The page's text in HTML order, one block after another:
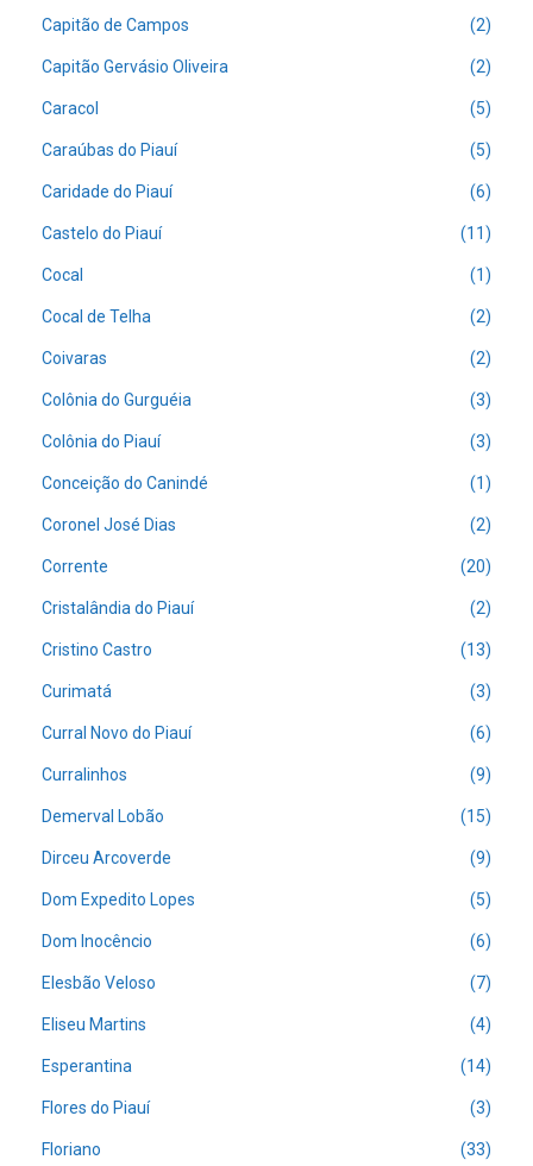
Capitão de Campos (2)
Capitão Gervásio Oliveira (2)
Caracol (5)
Caraúbas do Piauí (5)
Caridade do Piauí (6)
Castelo do Piauí (11)
Cocal (1)
Cocal de Telha (2)
Coivaras (2)
Colônia do Gurguéia (3)
Colônia do Piauí (3)
Conceição do Canindé (1)
Coronel José Dias (2)
Corrente (20)
Cristalândia do Piauí (2)
Cristino Castro (13)
Curimatá (3)
Curral Novo do Piauí (6)
Curralinhos (9)
Demerval Lobão (15)
Dirceu Arcoverde (9)
Dom Expedito Lopes (5)
Dom Inocêncio (6)
Elesbão Veloso (7)
Eliseu Martins (4)
Esperantina (14)
Flores do Piauí (3)
Floriano (33)